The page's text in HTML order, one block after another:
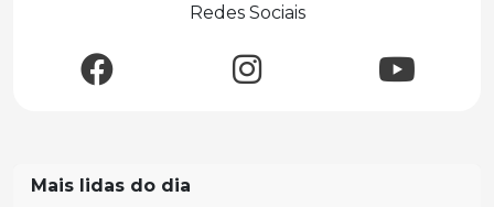
Redes Sociais
Mais lidas do dia